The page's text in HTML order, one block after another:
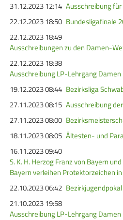
31.12.2023 12:14 Ausschreibung
22.12.2023 18:50 Bundesligafinale
22.12.2023 18:49
Ausschreibungen zu den Damen-
22.12.2023 18:38
Ausschreibung LP-Lehrgang Damen
19.12.2023 08:44 Bezirksliga
27.11.2023 08:15 Ausschreibung
27.11.2023 08:00
18.11.2023 08:05 Ältesten- und
16.11.2023 09:40
S. K. H. Herzog Franz von Bayern
Bayern verleihen Protektorzeichen in
22.10.2023 06:42
21.10.2023 19:58
Ausschreibung LP-Lehrgang Damen
Gaue & Mitglieder
Referenten
Ehrungen
Service
SPORT
Schützensport
Meisterschaften
Bogen
Senioren-Auflage
Kader
RWK